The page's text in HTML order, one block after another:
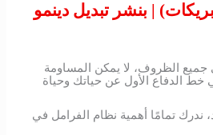
| بنشر تبديل دينمو
الظروف، لا يمكن المساومة
خط الدفاع الأول عن حياتك وحياة
ندرك تمامًا أهمية نظام الفرامل في